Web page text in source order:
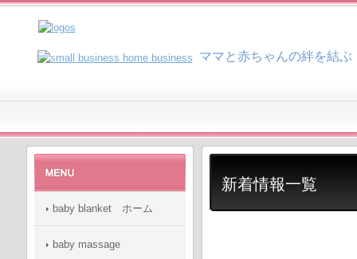
ママと赤ちゃんの絆を結
新着情報一覧
baby blanket ホーム
baby massage